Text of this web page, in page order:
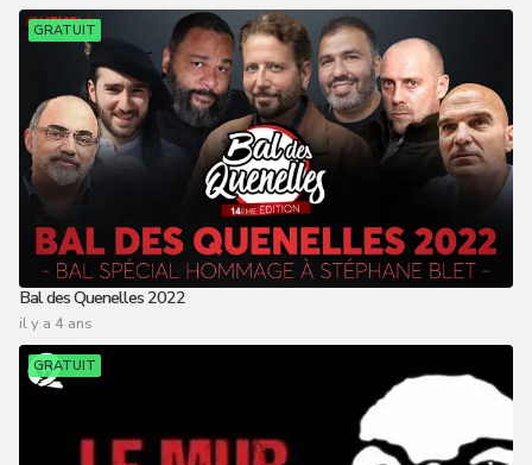
GRATUIT
Bal des Quenelles 2022
il y a 4 ans
GRATUIT